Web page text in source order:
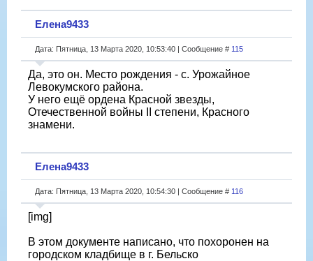
Елена9433
Дата: Пятница, 13 Марта 2020, 10:53:40 | Сообщение # 115
Да, это он. Место рождения - с. Урожайное
Левокумского района.
У него ещё ордена Красной звезды,
Отечественной войны II степени, Красного
знамени.
Елена9433
Дата: Пятница, 13 Марта 2020, 10:54:30 | Сообщение # 116
[img]
В этом документе написано, что похоронен на
городском кладбище в г. Бельско